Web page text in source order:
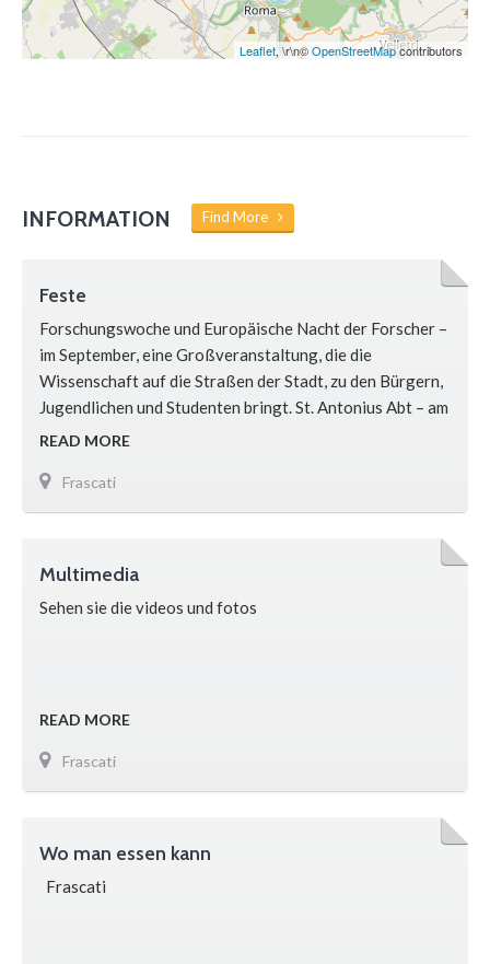
Leaflet, \r\n©OpenStreetMapcontributors
INFORMATION Find More
Feste
Forschungswoche und Europäische Nacht der Forscher –
im September, eine Großveranstaltung, die die
Wissenschaft auf die Straßen der Stadt, zu den Bürgern,
Jugendlichen und Studenten bringt. St. Antonius Abt – am
17. Januar wird der Schutzpatron der Tiere gefeiert, mit
werden. Fest der Schutzheiligen Philippus und Jakobus –
am 3. Mai wird …
READ MORE
Frascati
Multimedia
Sehen sie die videos und fotos
READ MORE
Frascati
Wo man essen kann
Frascati